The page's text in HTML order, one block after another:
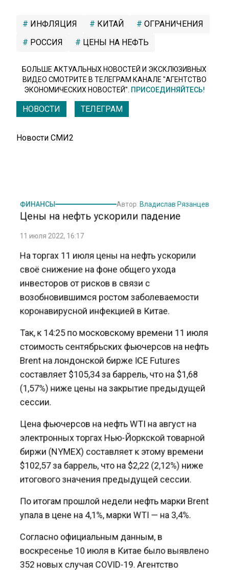
ИНФЛЯЦИЯ КИТАЙ
ОГРАНИЧЕНИЯ
РОССИЯ
ЦЕНЫ НА НЕФТЬ
БОЛЬШЕ АКТУАЛЬНЫХ НОВОСТЕЙ И ЭКСКЛЮЗИВНЫХ
ВИДЕО СМОТРИТЕ В ТЕЛЕГРАМ КАНАЛЕ "АГЕНТСТВО
ЭКОНОМИЧЕСКИХ НОВОСТЕЙ". ПРИСОЕДИНЯЙТЕСЬ!
НОВОСТИ ТЕЛЕГРАМ
Новости СМИ2
Цены на нефть ускорили падение
11 июля 2022, 16:17
своё снижение на фоне общего ухода
инвесторов от рисков в связи с
возобновившимся ростом заболеваемости
коронавирусной инфекцией в Китае.
стоимость сентябрьских фьючерсов на нефть
Brent на лондонской бирже ICE Futures
составляет $105,34 за баррель, что на $1,68
(1,57%) ниже цены на закрытие предыдущей
сессии.
Цена фьючерсов на нефть WTI на август на
электронных торгах Нью-Йоркской товарной
биржи (NYMEX) составляет к этому времени
$102,57 за баррель, что на $2,22 (2,12%) ниже
итогового значения предыдущей сессии.
По итогам прошлой недели нефть марки Brent
упала в цене на 4,1%, марки WTI — на 3,4%.
Согласно официальным данным, в
воскресенье 10 июля в Китае было выявлено
352 новых случая COVID-19. Агентство